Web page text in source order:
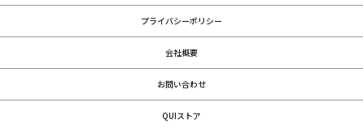
プライバシーポリシー
会社概要
お問い合わせ
QUIストア